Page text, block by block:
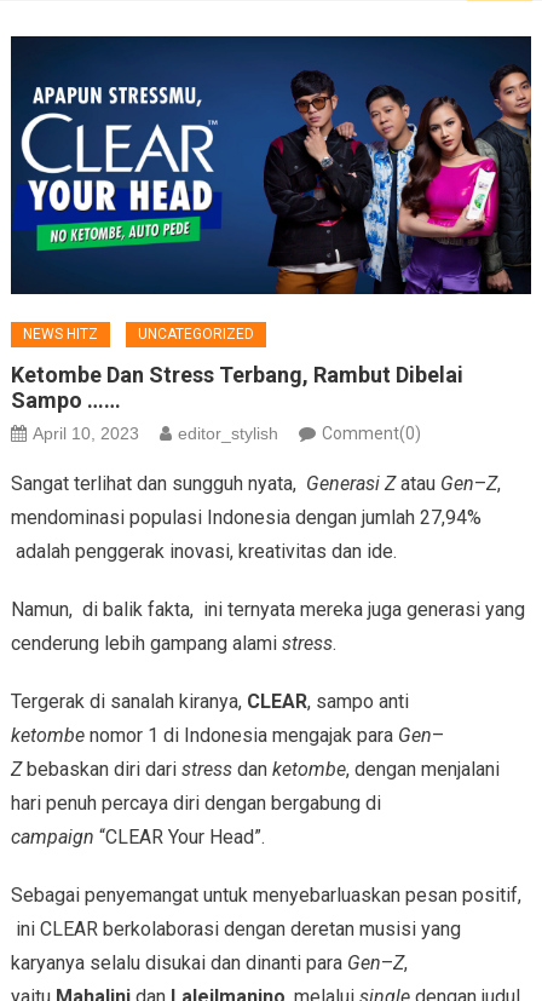
NEWS HITZ UNCATEGORIZED
Ketombe Dan Stress Terbang, Rambut Dibelai
Sampo ……
April 10, 2023 editor_stylish Comment(0)
Sangat terlihat dan sungguh nyata, Generasi Zatau Gen–Z,
mendominasi populasi Indonesia dengan jumlah 27,94%
adalah penggerak inovasi, kreativitas dan ide.
Namun, di balik fakta, ini ternyata mereka juga generasi yang
cenderung lebih gampang alami stress.
Tergerak di sanalah kiranya, CLEAR, sampo anti
ketombenomor 1 di Indonesia mengajak paraGen–
Zbebaskan diri dari stress dan ketombe, dengan menjalani
hari penuh percaya diri dengan bergabung di
campaign “CLEAR Your Head”.
Sebagai penyemangat untuk menyebarluaskan pesan positif,
ini CLEAR berkolaborasi dengan deretan musisi yang
karyanya selalu disukai dan dinanti para Gen–Z,